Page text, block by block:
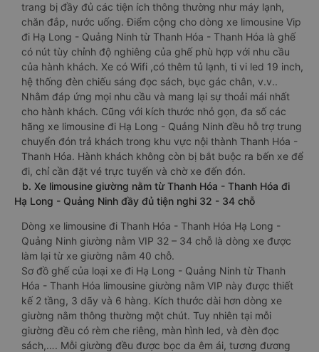
trang bị đầy đủ các tiện ích thông thường như máy lạnh,
chăn đắp, nước uống. Điểm cộng cho dòng xe limousine Vip
đi Hạ Long - Quảng Ninh từ Thanh Hóa - Thanh Hóa là ghế
có nút tùy chỉnh độ nghiêng của ghế phù hợp với nhu cầu
của hành khách. Xe có Wifi ,có thêm tủ lạnh, ti vi led 19 inch,
hệ thống đèn chiếu sáng đọc sách, bục gác chân, v.v..
Nhằm đáp ứng mọi nhu cầu và mang lại sự thoải mái nhất
cho hành khách. Cũng với kích thước nhỏ gọn, đa số các
hãng xe limousine đi Hạ Long - Quảng Ninh đều hỗ trợ trung
chuyển đón trả khách trong khu vực nội thành Thanh Hóa -
Thanh Hóa. Hành khách không còn bị bắt buộc ra bến xe để
đi, chỉ cần đặt vé trực tuyến và chờ xe đến đón.
b. Xe limousine giường nằm từ Thanh Hóa - Thanh Hóa đi
Hạ Long - Quảng Ninh đầy đủ tiện nghi 32 - 34 chỗ
Dòng xe limousine đi Thanh Hóa - Thanh Hóa Hạ Long -
Quảng Ninh giường nằm VIP 32 – 34 chỗ là dòng xe được
làm lại từ xe giường nằm 40 chỗ.
Sơ đồ ghế của loại xe đi Hạ Long - Quảng Ninh từ Thanh
Hóa - Thanh Hóa limousine giường nằm VIP này được thiết
kế 2 tầng, 3 dãy và 6 hàng. Kích thước dài hơn dòng xe
giường nằm thông thường một chút. Tuy nhiên tại mỗi
giường đều có rèm che riêng, màn hình led, và đèn đọc
sách,…. Mỗi giường đều được bọc da êm ái, tương đương